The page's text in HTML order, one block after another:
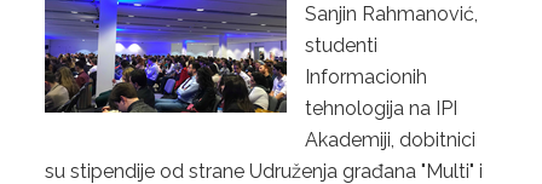
Sanjin Rahmanović,
studenti
Informacionih
tehnologija na IPI
Akademiji, dobitnici
su stipendije od strane Udruženja građana "Multi" i